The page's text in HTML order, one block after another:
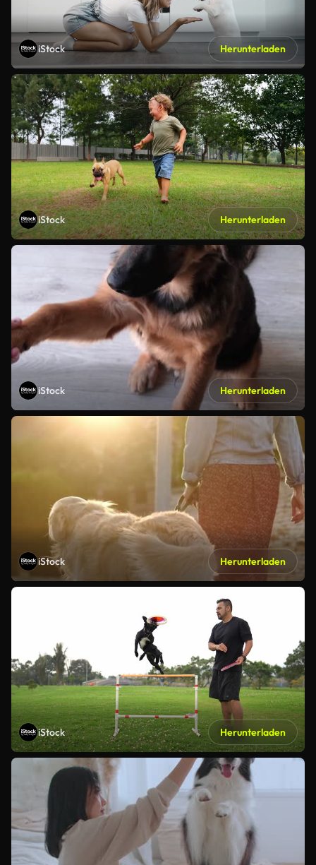
iStock Herunterladen
iStock Herunterladen
iStock Herunterladen
iStock Herunterladen
iStock Herunterladen